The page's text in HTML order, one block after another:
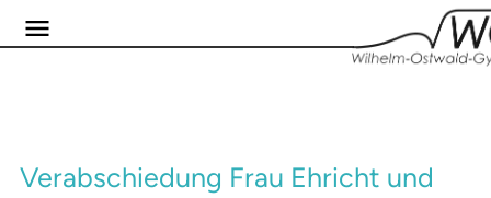
Verabschiedung Frau Ehricht und